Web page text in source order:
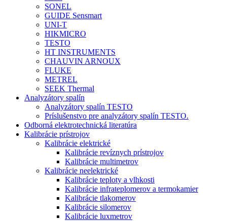
SONEL
GUIDE Sensmart
UNI-T
HIKMICRO
TESTO
HT INSTRUMENTS
CHAUVIN ARNOUX
FLUKE
METREL
SEEK Thermal
Analyzátory spalín
Analyzátory spalín TESTO
Príslušenstvo pre analyzátory spalín TESTO.
Odborná elektrotechnická literatúra
Kalibrácie prístrojov
Kalibrácie elektrické
Kalibrácie revíznych prístrojov
Kalibrácie multimetrov
Kalibrácie neelektrické
Kalibrácie teploty a vlhkosti
Kalibrácie infrateplomerov a termokamier
Kalibrácie tlakomerov
Kalibrácie silomerov
Kalibrácie luxmetrov